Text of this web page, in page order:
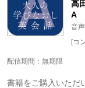
高
A
音
[コ
配信期間：無期限
書籍をご購入いただ